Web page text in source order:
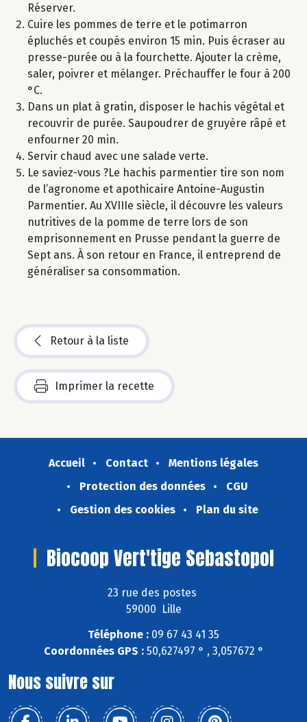
Réserver.
Cuire les pommes de terre et le potimarron
épluchés et coupés environ 15 min. Puis écraser au
presse-purée ou à la fourchette. Ajouter la crème,
saler, poivrer et mélanger. Préchauffer le four à 200
°C.
Dans un plat à gratin, disposer le hachis végétal et
recouvrir de purée. Saupoudrer de gruyère râpé et
enfourner 20 min.
Servir chaud avec une salade verte.
Le saviez-vous ?Le hachis parmentier tire son nom
de l’agronome et apothicaire Antoine-Augustin
Parmentier. Au XVIIIe siècle, il découvre les valeurs
nutritives de la pomme de terre lors de son
emprisonnement en Prusse pendant la guerre de
Sept ans. À son retour en France, il entreprend de
généraliser sa consommation.
Retour à la liste
Imprimer la recette
Accueil Contact
Mentions légales
Protection des données
CGU
Gestion des cookies
Plan du site
Biocoop Vert'tige Sebastopol
23 rue des postes
59000 Lille
Téléphone : 09 67 43 41 35
Coordonnées GPS :50,627497 ° , 3,057672 °
Nous suivre sur